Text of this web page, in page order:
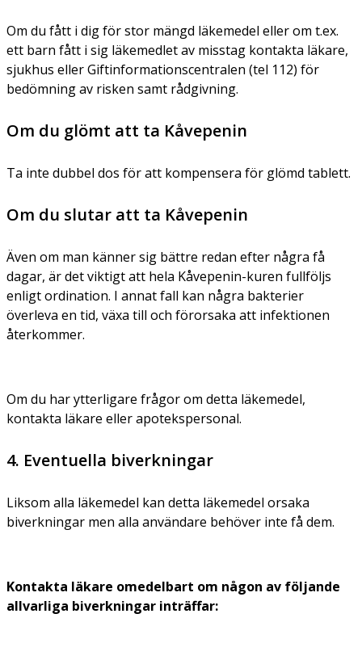
Om du fått i dig för stor mängd läkemedel eller om t.ex.
ett barn fått i sig läkemedlet av misstag kontakta läkare,
sjukhus eller Giftinformationscentralen (tel 112) för
bedömning av risken samt rådgivning.
Om du glömt att ta Kåvepenin
Ta inte dubbel dos för att kompensera för glömd tablett.
Om du slutar att ta Kåvepenin
Även om man känner sig bättre redan efter några få
dagar, är det viktigt att hela Kåvepenin-kuren fullföljs
enligt ordination. I annat fall kan några bakterier
överleva en tid, växa till och förorsaka att infektionen
återkommer.
Om du har ytterligare frågor om detta läkemedel,
kontakta läkare eller apotekspersonal.
4. Eventuella biverkningar
Liksom alla läkemedel kan detta läkemedel orsaka
biverkningar men alla användare behöver inte få dem.
Kontakta läkare omedelbart om någon av följande
allvarliga biverkningar inträffar: